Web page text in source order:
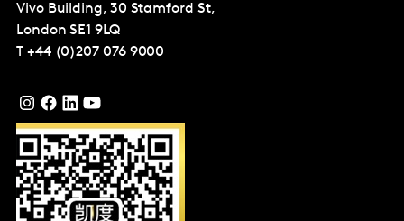
Vivo Building, 30 Stamford St,
London SE1 9LQ
T +44 (0)207 076 9000